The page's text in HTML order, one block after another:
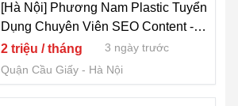
[Hà Nội] Phương Nam Plastic Tuyển
Dụng Chuyên Viên SEO Content -
Sản Phẩm IBC Tank 1000L
2 triệu / tháng
3 ngày trước
Quận Cầu Giấy
Hà Nội